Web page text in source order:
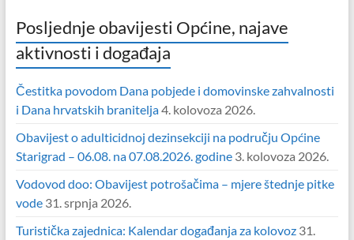
Posljednje obavijesti Općine, najave
aktivnosti i događaja
Čestitka povodom Dana pobjede i domovinske zahvalnosti
i Dana hrvatskih branitelja4. kolovoza 2026.
Obavijest o adulticidnoj dezinsekciji na području Općine
Starigrad – 06.08. na 07.08.2026. godine 3. kolovoza 2026.
Vodovod doo: Obavijest potrošačima – mjere štednje pitke
vode 31. srpnja 2026.
Turistička zajednica: Kalendar događanja za kolovoz 31.